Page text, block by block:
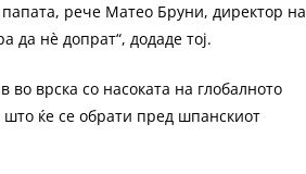
рече Матео Бруни, директор на
да нè допрат“, додаде тој.
во врска со насоката на глобалното
ќе се обрати пред шпанскиот